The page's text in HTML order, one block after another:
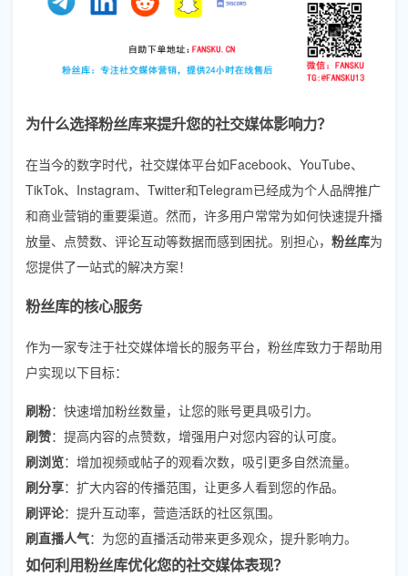
为什么选择粉丝库来提升您的社交媒体影响力？
在当今的数字时代，社交媒体平台如Facebook、YouTube、
TikTok、Instagram、Twitter和Telegram已经成为个人品牌推广
和商业营销的重要渠道。然而，许多用户常常为如何快速提升播
放量、点赞数、评论互动等数据而感到困扰。别担心， 粉丝库为
您提供了一站式的解决方案！
粉丝库的核心服务
作为一家专注于社交媒体增长的服务平台，粉丝库致力于帮助用
户实现以下目标：
刷粉：快速增加粉丝数量，让您的账号更具吸引力。
刷赞：提高内容的点赞数，增强用户对您内容的认可度。
刷浏览：增加视频或帖子的观看次数，吸引更多自然流量。
刷分享：扩大内容的传播范围，让更多人看到您的作品。
刷评论：提升互动率，营造活跃的社区氛围。
刷直播人气：为您的直播活动带来更多观众，提升影响力。
如何利用粉丝库优化您的社交媒体表现？